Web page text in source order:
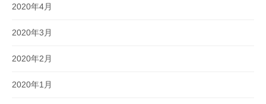
2020年4月
2020年3月
2020年2月
2020年1月